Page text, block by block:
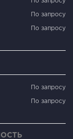
По запросу
По запросу
По запросу
По запросу